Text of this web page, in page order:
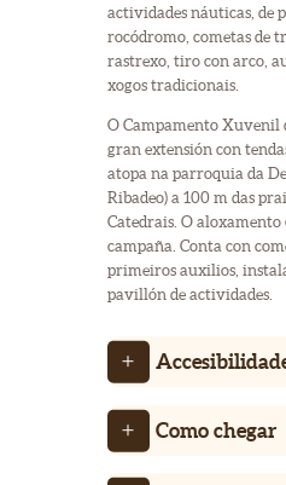
actividades náuticas, de
rocódromo, cometas de
rastrexo, tiro con arco,
xogos tradicionais.
O Campamento Xuvenil
gran extensión con
atopa na parroquia da
Ribadeo) a 100 m das
Catedrais. O aloxamento
campaña. Conta con
primeiros auxilios,
pavillón de actividades.
Como chegar